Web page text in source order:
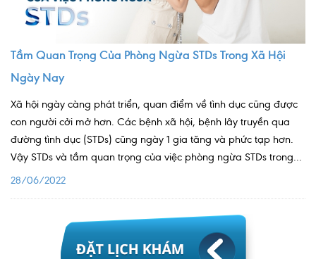
Tầm Quan Trọng Của Phòng Ngừa STDs Trong Xã Hội
Ngày Nay
Xã hội ngày càng phát triển, quan điểm về tình dục cũng được
con người cởi mở hơn. Các bệnh xã hội, bệnh lây truyền qua
đường tình dục (STDs) cũng ngày 1 gia tăng và phức tạp hơn.
Vậy STDs và tầm quan trọng của việc phòng ngừa STDs trong...
28/06/2022